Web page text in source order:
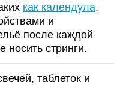
как календула,
и
после каждой
носить стринги.
таблеток и